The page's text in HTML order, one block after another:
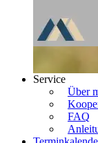
Service
Über
FAQ